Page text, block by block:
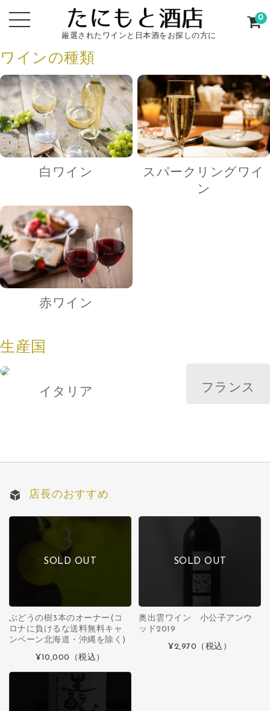
厳選されたワインと日本酒をお探しの方に
0
ワインの種類
白ワイン
スパークリングワイ
ン
赤ワイン
生産国
イタリア フランス
店長のおすすめ
SOLD OUT
ぶどうの樹3本のオーナー(コ
ロナに負けるな送料無料キャ
ンペーン北海道・沖縄を除く)
¥10,000
（税込）
SOLD OUT
奥出雲ワイン 小公子アンウ
ッド2019
¥2,970 （税込）